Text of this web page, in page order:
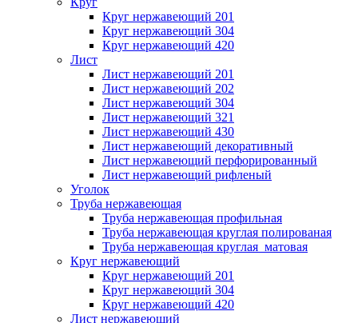
Круг нержавеющий 201
Круг нержавеющий 304
Круг нержавеющий 420
Лист
Лист нержавеющий 201
Лист нержавеющий 202
Лист нержавеющий 304
Лист нержавеющий 321
Лист нержавеющий 430
Лист нержавеющий декоративный
Лист нержавеющий перфорированный
Лист нержавеющий рифленый
Уголок
Труба нержавеющая
Труба нержавеющая профильная
Труба нержавеющая круглая полированая
Труба нержавеющая круглая матовая
Круг нержавеющий
Круг нержавеющий 201
Круг нержавеющий 304
Круг нержавеющий 420
Лист нержавеющий